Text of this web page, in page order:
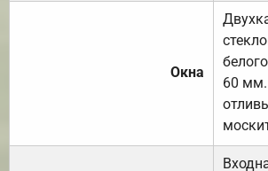
Окна
60 мм.